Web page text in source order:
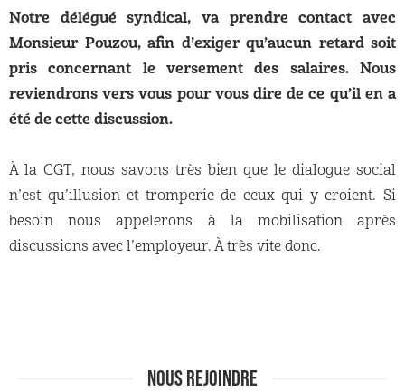
Notre délégué syndical, va prendre contact avec
Monsieur Pouzou, afin d’exiger qu’aucun retard soit
pris concernant le versement des salaires. Nous
reviendrons vers vous pour vous dire de ce qu’il en a
été de cette discussion.
À la CGT, nous savons très bien que le dialogue social
n’est qu’illusion et tromperie de ceux qui y croient. Si
besoin nous appelerons à la mobilisation après
discussions avec l’employeur. À très vite donc.
NOUS REJOINDRE